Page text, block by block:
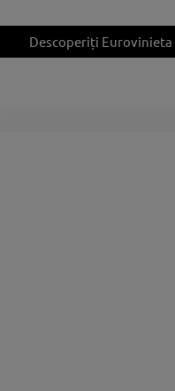
Descoperiți Eurovinieta